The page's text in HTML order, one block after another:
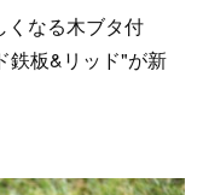
くなる木ブタ付
鉄板&リッド"が新